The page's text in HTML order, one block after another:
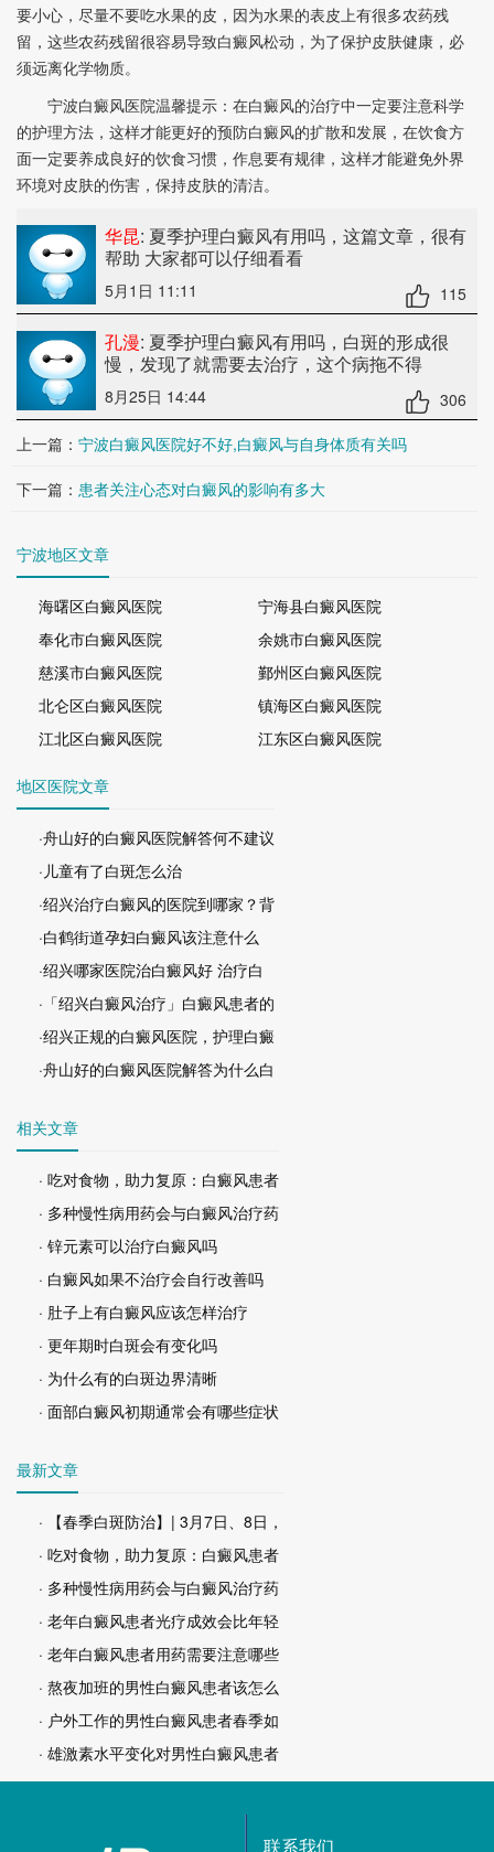
要小心，尽量不要吃水果的皮，因为水果的表皮上有很多农药残
留，这些农药残留很容易导致白癜风松动，为了保护皮肤健康，必
须远离化学物质。
宁波白癜风医院温馨提示：在白癜风的治疗中一定要注意科学
的护理方法，这样才能更好的预防白癜风的扩散和发展，在饮食方
面一定要养成良好的饮食习惯，作息要有规律，这样才能避免外界
环境对皮肤的伤害，保持皮肤的清洁。
华昆: 夏季护理白癜风有用吗，这篇文章，很有
帮助 大家都可以仔细看看
5月1日 11:11 115
孔漫: 夏季护理白癜风有用吗，白斑的形成很
慢，发现了就需要去治疗，这个病拖不得
8月25日 14:44
306
上一篇： 宁波白癜风医院好不好,白癜风与自身体质有关吗
下一篇： 患者关注心态对白癜风的影响有多大
宁波地区文章
海曙区白癜风医院
宁海县白癜风医院
奉化市白癜风医院
余姚市白癜风医院
慈溪市白癜风医院
鄞州区白癜风医院
北仑区白癜风医院
镇海区白癜风医院
江北区白癜风医院
江东区白癜风医院
地区医院文章
·舟山好的白癜风医院解答何不建议
·儿童有了白斑怎么治
·绍兴治疗白癜风的医院到哪家？背
·白鹤街道孕妇白癜风该注意什么
·绍兴哪家医院治白癜风好 治疗白
·「绍兴白癜风治疗」白癜风患者的
·绍兴正规的白癜风医院，护理白癜
·舟山好的白癜风医院解答为什么白
相关文章
· 吃对食物，助力复原：白癜风患者
· 多种慢性病用药会与白癜风治疗药
· 锌元素可以治疗白癜风吗
· 白癜风如果不治疗会自行改善吗
· 肚子上有白癜风应该怎样治疗
· 更年期时白斑会有变化吗
· 为什么有的白斑边界清晰
· 面部白癜风初期通常会有哪些症状
最新文章
· 【春季白斑防治】| 3月7日、8日，
· 吃对食物，助力复原：白癜风患者
· 多种慢性病用药会与白癜风治疗药
· 老年白癜风患者光疗成效会比年轻
· 老年白癜风患者用药需要注意哪些
· 熬夜加班的男性白癜风患者该怎么
· 户外工作的男性白癜风患者春季如
· 雄激素水平变化对男性白癜风患者
联系我们